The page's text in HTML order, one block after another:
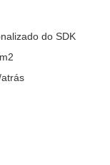
do SDK